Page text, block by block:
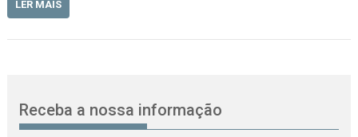
LER MAIS
Receba a nossa informação